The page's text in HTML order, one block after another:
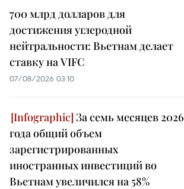
700 млрд долларов для
достижения углеродной
нейтральности: Вьетнам делает
ставку на VIFC
07/08/2026 03:10
За семь месяцев 2026
года общий объем
зарегистрированных
иностранных инвестиций во
Вьетнам увеличился на 58%